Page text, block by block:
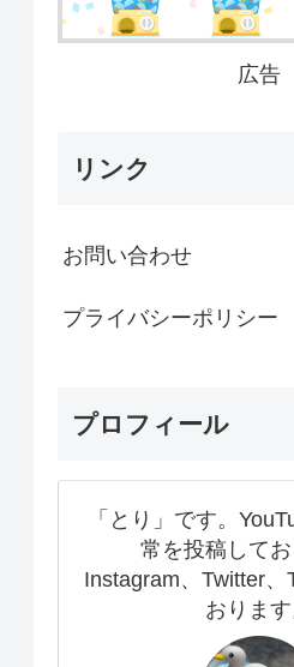
広告
リンク
お問い合わせ
プライバシーポリシー
プロフィール
「とり」です。
常を投稿してお
Instagram、Twitter、
おります